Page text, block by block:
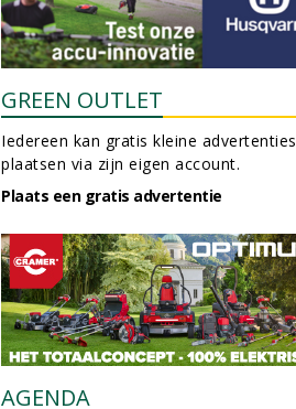
GREEN OUTLET
Iedereen kan gratis kleine advertenties
plaatsen via zijn eigen account.
Plaats een gratis advertentie
AGENDA